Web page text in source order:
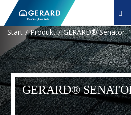
Start
Produkt GERARD® Senator
GERARD®